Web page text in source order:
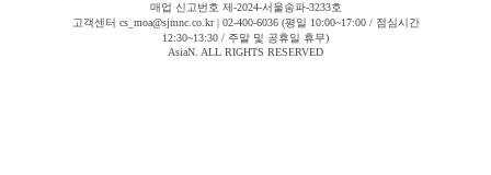
매업 신고번호 제-2024-서울송파-3233호
고객센터 cs_moa@sjmnc.co.kr | 02-400-6036 (평일 10:00~17:00 / 점심시간
12:30~13:30 / 주말 및 공휴일 휴무)
AsiaN. ALL RIGHTS RESERVED